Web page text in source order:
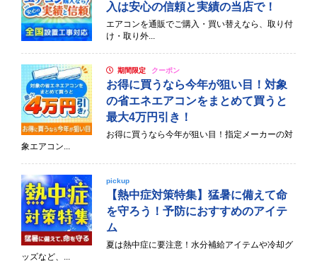
入は安心の信頼と実績の当店で！
エアコンを通販でご購入・買い替えなら、取り付
け・取り外...
期間限定 クーポン
お得に買うなら今年が狙い目！対象
の省エネエアコンをまとめて買うと
最大4万円引き！
お得に買うなら今年が狙い目！指定メーカーの対
象エアコン...
pickup
【熱中症対策特集】猛暑に備えて命
を守ろう！予防におすすめのアイテ
ム
夏は熱中症に要注意！水分補給アイテムや冷却グ
ッズなど、...